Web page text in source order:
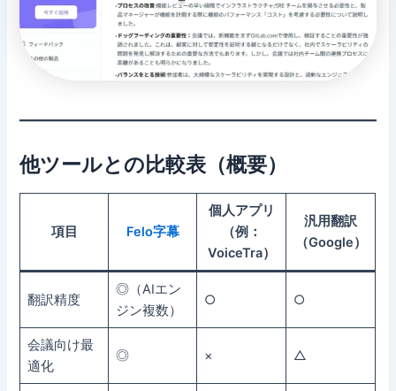
他ツールとの比較表（概要）
項目 Felo字幕
個人アプリ
（例：
VoiceTra）
汎用翻訳
（Google）
翻訳精度
◎（AIエン
ジン複数）
○ ○
会議向け最
適化
◎ × △